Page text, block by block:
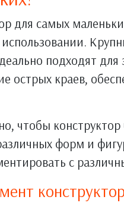
для самых
подходят для
острых краев,
чтобы
форм и
с